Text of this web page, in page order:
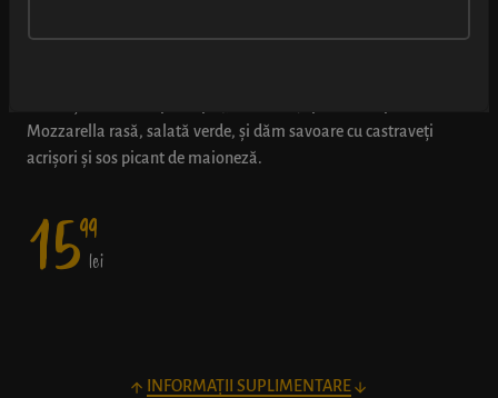
PUI (SOS PICANT)
Mozzarella rasă, salată verde, și dăm savoare cu castraveți
acrișori și sos picant de maioneză.
1599
lei
INFORMAȚII SUPLIMENTARE